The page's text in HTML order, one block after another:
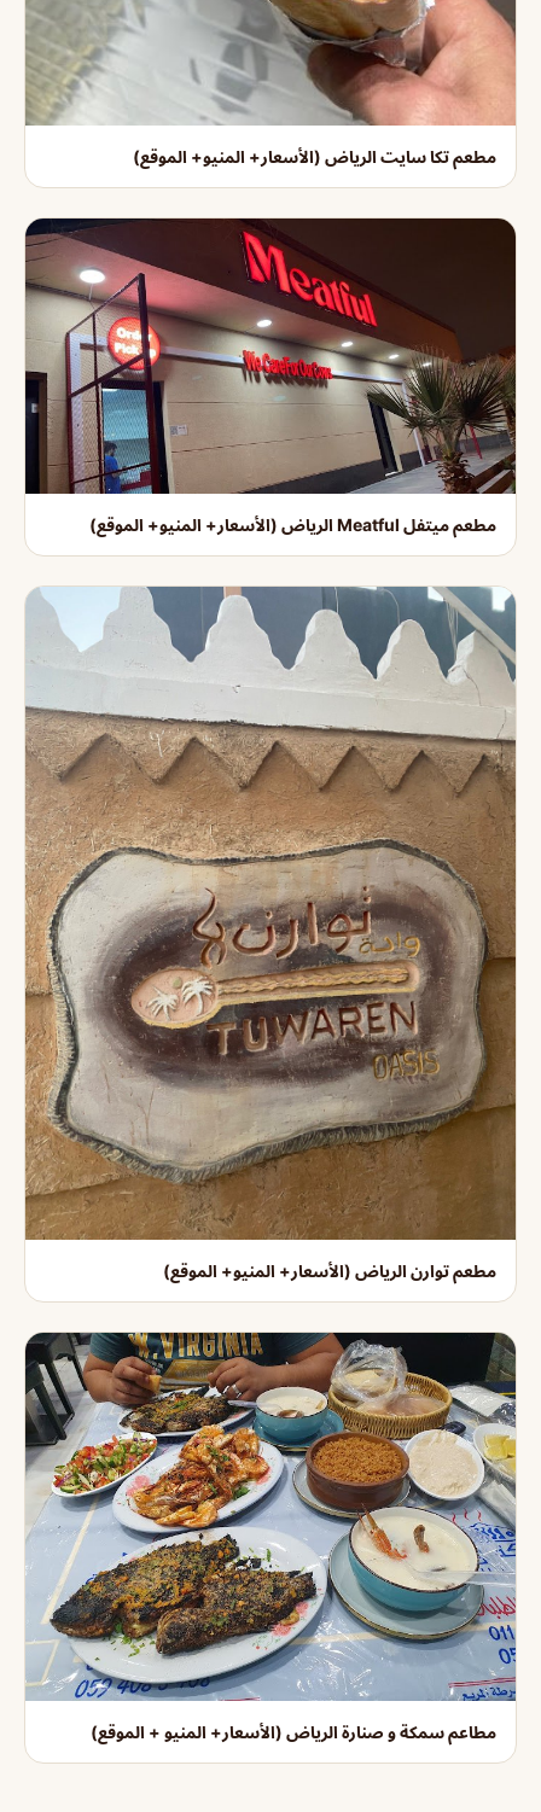
مطعم تكا سايت الرياض (الأسعار+ المنيو+ الموقع)
مطعم ميتفل Meatful الرياض (الأسعار+ المنيو+ الموقع)
مطعم توارن الرياض (الأسعار+ المنيو+ الموقع)
مطاعم سمكة و صنارة الرياض (الأسعار+ المنيو + الموقع)